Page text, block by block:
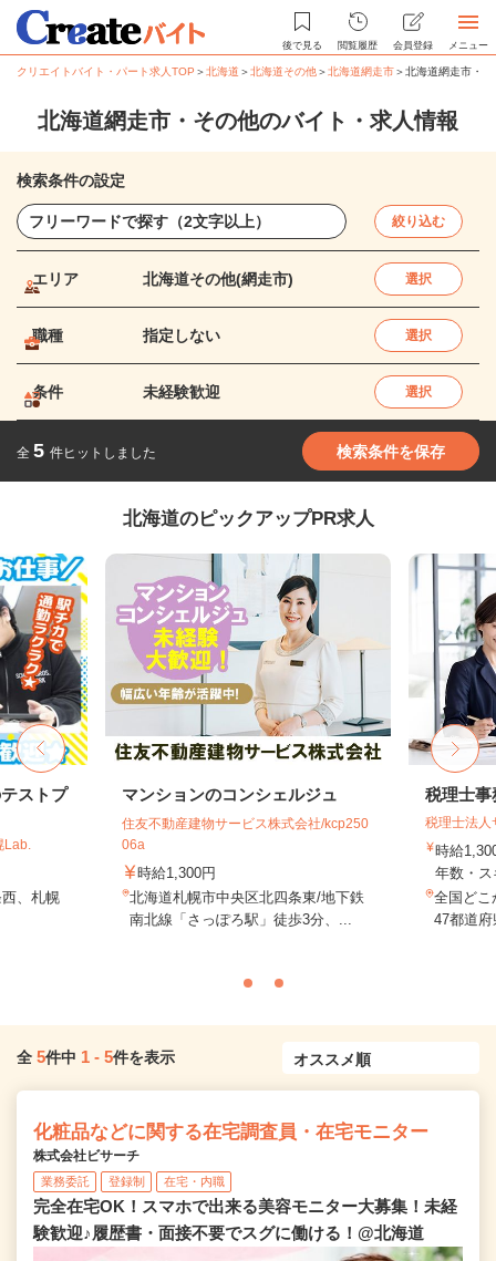
後で見る 閲覧履歴 会員登録 メニュー
クリエイトバイト・パート求人TOP ＞北海道 ＞北海道その他＞北海道網走市＞北海道網走市・
北海道網走市・その他のバイト・求人情報
検索条件の設定
絞り込む
エリア 北海道その他(網走市) 選択
職種 指定しない 選択
条件 未経験歓迎 選択
全 5 件ヒットしました 検索条件を保存
北海道のピックアップPR求人
ストプ
、札幌
マンションのコンシェルジュ
住友不動産建物サービス株式会社/kcp250
06a
時給1,300円
北海道札幌市中央区北四条東/地下鉄
南北線「さっぽろ駅」徒歩3分、...
税理士事
税理士法人
時給
年数・
全国どこ
47都道
全 5件中 1 - 5件を表示
化粧品などに関する在宅調査員・在宅モニター
株式会社ビサーチ
業務委託 登録制 在宅・内職
完全在宅OK！スマホで出来る美容モニター大募集！未経
験歓迎♪履歴書・面接不要でスグに働ける！@北海道